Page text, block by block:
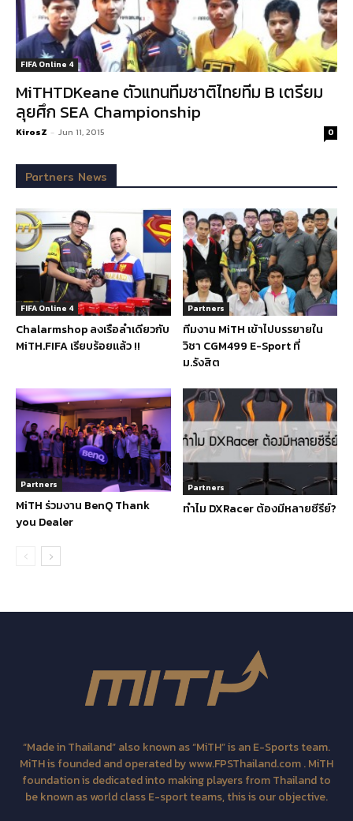
FIFA Online 4
MiTHTDKeane ตัวแทนทีมชาติไทยทีม B เตรียม
ลุยศึก SEA Championship
KirosZ - Jun 11, 2015 0
Partners News
FIFA Online 4
Chalarmshop ลงเรือลำเดียวกับ
MiTH.FIFA เรียบร้อยแล้ว !!
Partners
ทีมงาน MiTH เข้าไปบรรยายใน
วิชา CGM499 E-Sport ที่
ม.รังสิต
Partners
MiTH ร่วมงาน BenQ Thank
you Dealer
Partners
ทำไม DXRacer ต้องมีหลายซีรีย์?
“Made in Thailand” also known as “MiTH” is an E-Sports team.
MiTH is founded and operated by www.FPSThailand.com . MiTH
foundation is dedicated into making players from Thailand to
be known as world class E-sport teams, this is our objective.